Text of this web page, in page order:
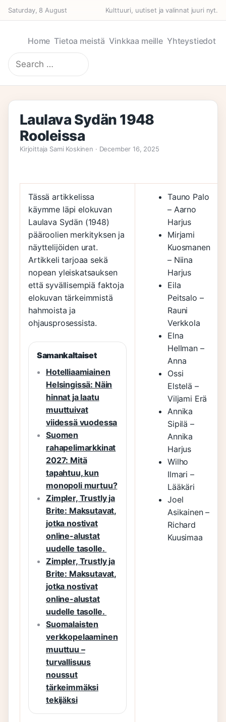
Saturday, 8 August Kulttuuri, uutiset ja valinnat juuri nyt.
Home Tietoa meistä Vinkkaa meille Yhteystiedot
Search
for:
Laulava Sydän 1948
Rooleissa
Kirjoittaja Sami Koskinen · December 16, 2025
Tässä artikkelissa
käymme läpi elokuvan
Laulava Sydän (1948)
pääroolien merkityksen ja
näyttelijöiden urat.
Artikkeli tarjoaa sekä
nopean yleiskatsauksen
että syvällisempiä faktoja
elokuvan tärkeimmistä
hahmoista ja
ohjausprosessista.
Samankaltaiset
Hotelliaamiainen
Helsingissä: Näin
hinnat ja laatu
muuttuivat
viidessä vuodessa
Suomen
rahapelimarkkinat
2027: Mitä
tapahtuu, kun
monopoli murtuu?
Zimpler, Trustly ja
Brite: Maksutavat,
jotka nostivat
online-alustat
uudelle tasolle.
Zimpler, Trustly ja
Brite: Maksutavat,
jotka nostivat
online-alustat
uudelle tasolle.
Suomalaisten
verkkopelaaminen
muuttuu –
turvallisuus
noussut
tärkeimmäksi
tekijäksi
Tauno Palo
– Aarno
Harjus
Mirjami
Kuosmanen
– Niina
Harjus
Eila
Peitsalo –
Rauni
Verkkola
Elna
Hellman –
Anna
Ossi
Elstelä –
Viljami Erä
Annika
Sipilä –
Annika
Harjus
Wilho
Ilmari –
Lääkäri
Joel
Asikainen –
Richard
Kuusimaa